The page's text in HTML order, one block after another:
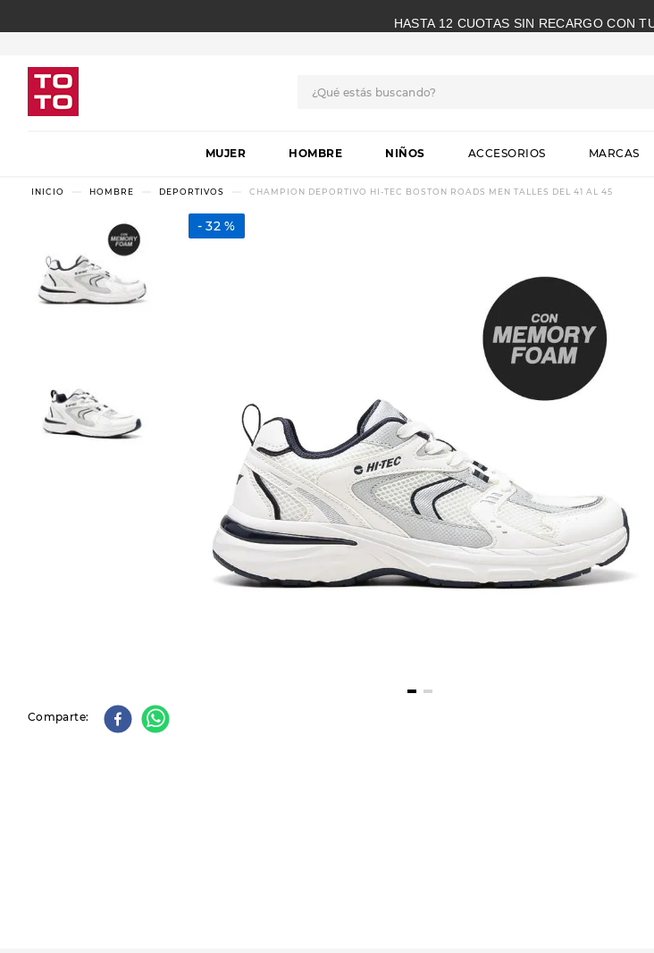
HASTA 12 CUOTAS SIN RECARGO CON
MUJER HOMBRE NIÑOS ACCESORIOS MARCAS
HOMBRE DEPORTIVOS CHAMPION DEPORTIVO HI-TEC BOSTON ROADS MEN TALLES DEL 41 AL 45
32 %
Comparte
1.
botas
skechers
3.
10. botas dama